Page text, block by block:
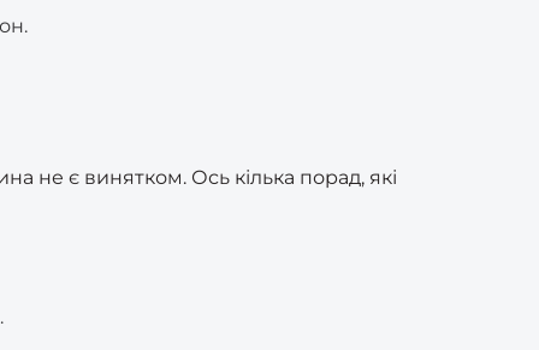
не є винятком. Ось кілька порад, які